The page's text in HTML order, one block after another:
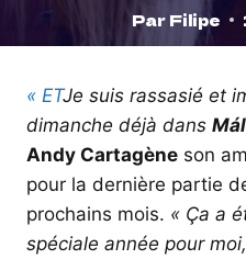
Par Filipe
« ETJe suis rassasié et
dimanche déjà dans
Andy Cartagène son
pour la dernière partie
prochains mois. « Ça a
spéciale année pour